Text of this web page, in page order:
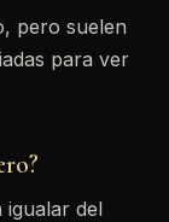
pero suelen
para ver
igualar del